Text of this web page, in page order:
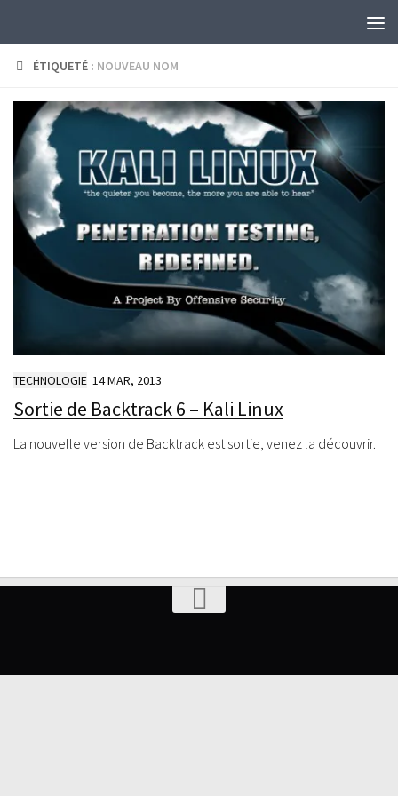
ÉTIQUETÉ : NOUVEAU NOM
TECHNOLOGIE 14 MAR, 2013
Sortie de Backtrack 6 – Kali Linux
La nouvelle version de Backtrack est sortie, venez la découvrir.